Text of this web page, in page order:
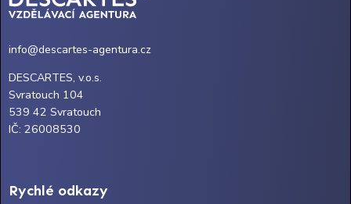
info@descartes-agentura.cz
DESCARTES, v.o.s.
Svratouch 104
539 42 Svratouch
IČ: 26008530
Rychlé odkazy